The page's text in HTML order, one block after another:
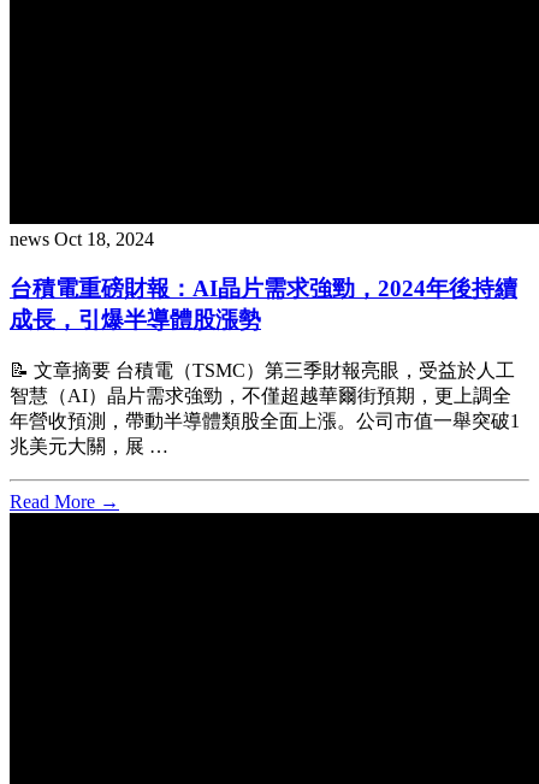
news Oct 18, 2024
台積電重磅財報：AI晶片需求強勁，2024年後持續
成長，引爆半導體股漲勢
📝 文章摘要 台積電（TSMC）第三季財報亮眼，受益於人工
智慧（AI）晶片需求強勁，不僅超越華爾街預期，更上調全
年營收預測，帶動半導體類股全面上漲。公司市值一舉突破1
兆美元大關，展 …
Read More →